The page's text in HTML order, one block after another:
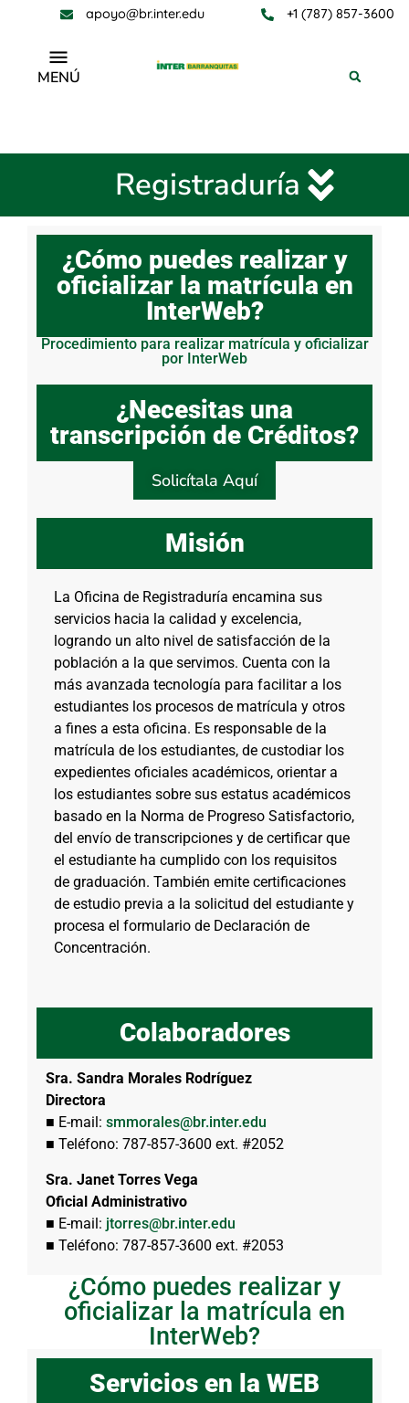
apoyo@br.inter.edu +1 (787) 857-3600
MENÚ
Registraduría
¿Cómo puedes realizar y
oficializar la matrícula en
InterWeb?
Procedimiento para realizar matrícula y oficializar
por InterWeb
¿Necesitas una
transcripción de Créditos?
Solicítala Aquí
Misión
La Oficina de Registraduría encamina sus
servicios hacia la calidad y excelencia,
logrando un alto nivel de satisfacción de la
población a la que servimos. Cuenta con la
más avanzada tecnología para facilitar a los
estudiantes los procesos de matrícula y otros
a fines a esta oficina. Es responsable de la
matrícula de los estudiantes, de custodiar los
expedientes oficiales académicos, orientar a
los estudiantes sobre sus estatus académicos
basado en la Norma de Progreso Satisfactorio,
del envío de transcripciones y de certificar que
el estudiante ha cumplido con los requisitos
de graduación. También emite certificaciones
de estudio previa a la solicitud del estudiante y
procesa el formulario de Declaración de
Concentración.
Colaboradores
Sra. Sandra Morales Rodríguez
Directora
■ E-mail: smmorales@br.inter.edu
■ Teléfono: 787-857-3600 ext. #2052
Sra. Janet Torres Vega
Oficial Administrativo
■ E-mail: jtorres@br.inter.edu
■ Teléfono: 787-857-3600 ext. #2053
¿Cómo puedes realizar y
oficializar la matrícula en
InterWeb?
Servicios en la WEB